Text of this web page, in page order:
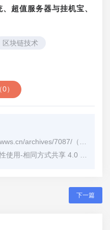
超值服务器与挂机宝、
区块链技术
）
archives/7087/ （转载时请注明本文出处及文章链接）
方式共享 4.0 国际 (CC BY-NC-SA 4.0)
下一篇